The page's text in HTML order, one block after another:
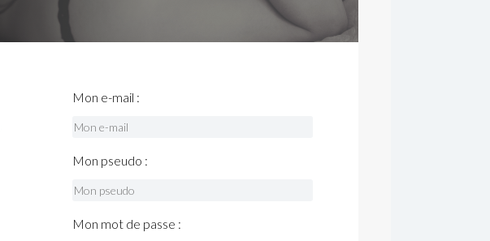
Mon e-mail :
Mon pseudo :
Mon mot de passe :